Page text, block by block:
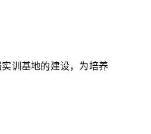
训基地的建设，为培养